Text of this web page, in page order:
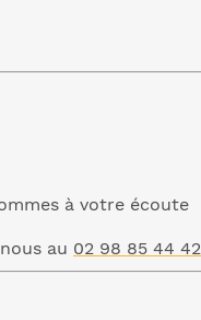
à votre écoute
au 02 98 85 44 42